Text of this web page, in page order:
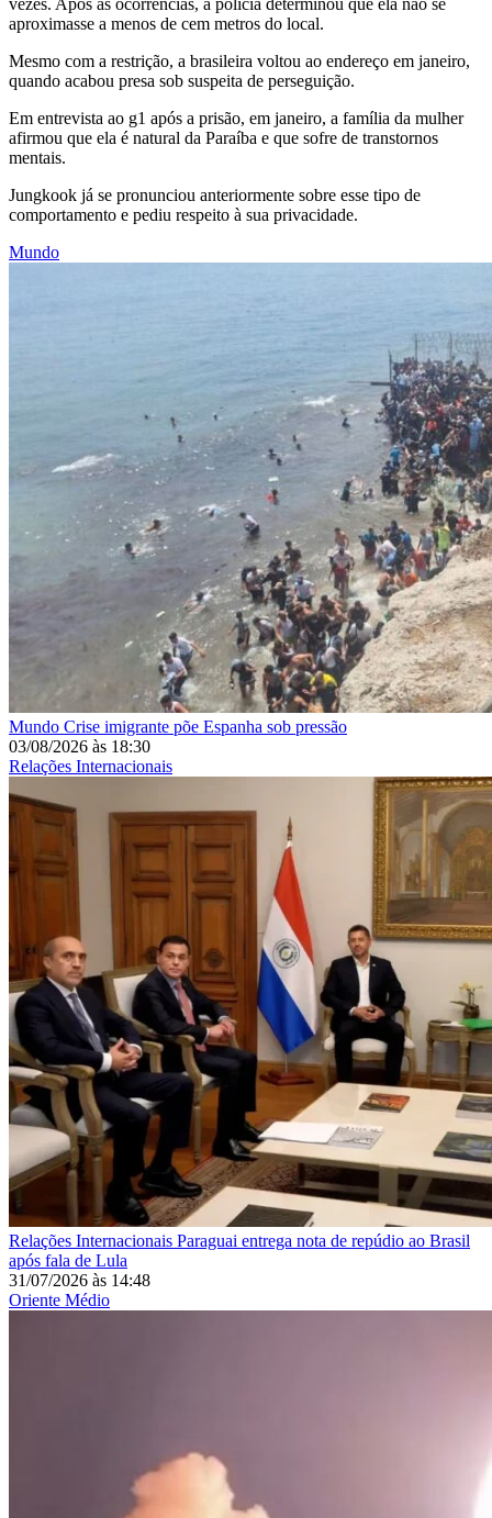
aproximasse a menos de cem metros do local.
Mesmo com a restrição, a brasileira voltou ao endereço em janeiro,
quando acabou presa sob suspeita de perseguição.
Em entrevista ao g1 após a prisão, em janeiro, a família da mulher
afirmou que ela é natural da Paraíba e que sofre de transtornos
mentais.
Jungkook já se pronunciou anteriormente sobre esse tipo de
comportamento e pediu respeito à sua privacidade.
Mundo
Mundo Crise imigrante põe Espanha sob pressão
03/08/2026 às 18:30
Relações Internacionais
Relações Internacionais Paraguai entrega nota de repúdio ao Brasil
após fala de Lula
31/07/2026 às 14:48
Oriente Médio